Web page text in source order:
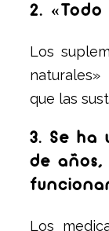
2.
Los
que las
3. Se ha
de
Los